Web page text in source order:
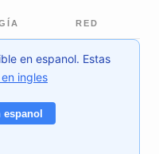
RED
en espanol. Estas
en ingles
espanol